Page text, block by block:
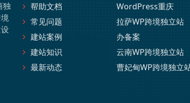
独
帮助文档
常见问题
建站案例
建站知识
最新动态
WordPress重庆
拉萨WP跨境独立站
办备案
云南WP跨境独立站
曹妃甸WP跨境独立